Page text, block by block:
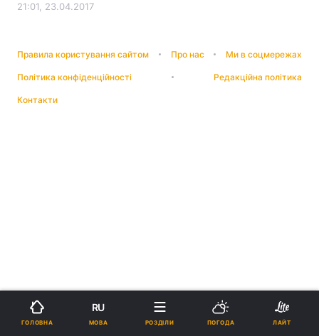
21:01, 23.04.2017
Правила користування сайтом Про нас Ми в соцмережах
Політика конфіденційності Редакційна політика
Контакти
ГОЛОВНА
RU
МОВА РОЗДІЛИ ПОГОДА ЛАЙТ